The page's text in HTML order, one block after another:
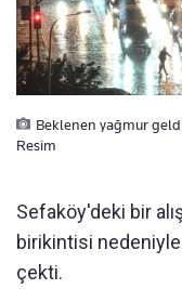
Beklenen yağmur
Resim
Sefaköy'deki bir
birikintisi
çekti.